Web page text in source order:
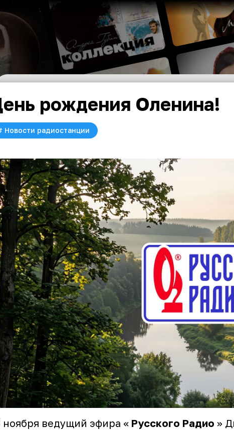
рождения Оленина!
Новости радиостанции
ноября ведущий эфира « Русского Радио »